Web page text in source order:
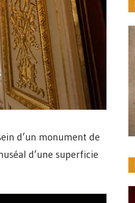
d’un monument de
d’une superficie